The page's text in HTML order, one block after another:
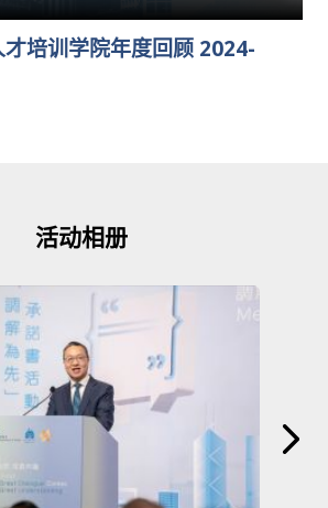
培训学院年度回顾 2024-
活动相册